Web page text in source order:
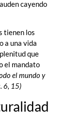
cayendo
tienen los
a una vida
que
el mandato
el mundo y
6, 15)